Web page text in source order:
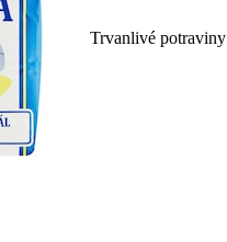
Trvanlivé potraviny